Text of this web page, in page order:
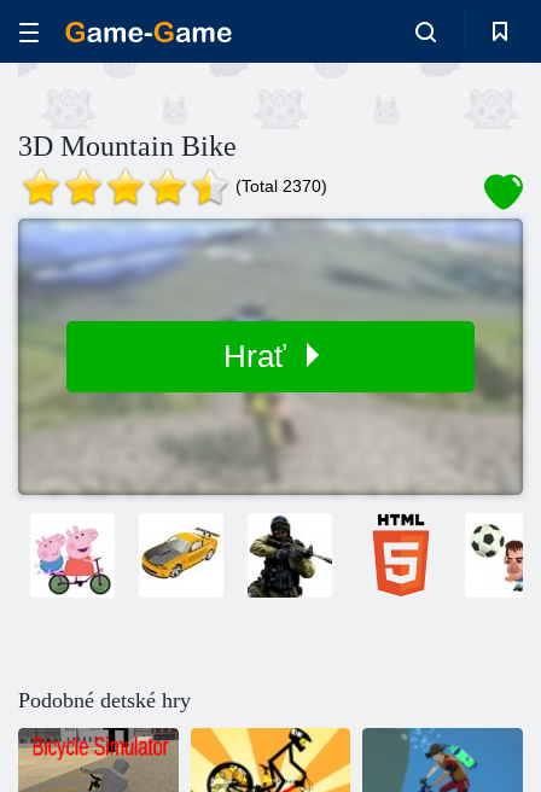
3D Mountain Bike
(Total 2370)
Hrať
Podobné detské hry